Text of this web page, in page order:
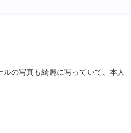
の写真も綺麗に写っていて、本人